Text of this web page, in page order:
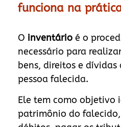
funciona na
O inventário é o
necessário para
bens, direitos e
pessoa falecida.
Ele tem como objetivo
patrimônio do